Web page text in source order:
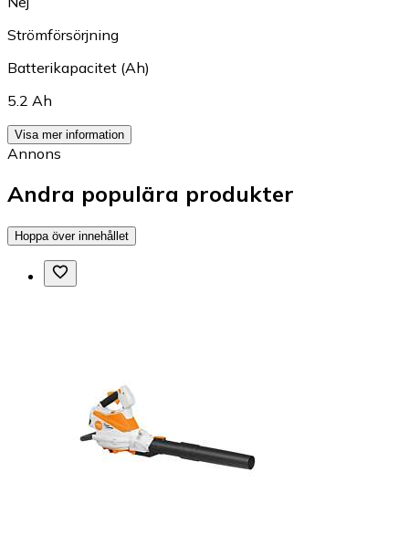
Strömförsörjning
Batterikapacitet (Ah)
5.2 Ah
Visa mer information
Annons
Andra populära produkter
Hoppa över innehållet